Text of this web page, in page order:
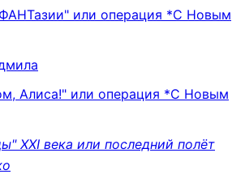
или операция *С Новым
Алиса!" или операция *С Новым
XXI века или последний полёт